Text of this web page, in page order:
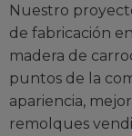
Nuestro
de fabricación
madera de
puntos de la
apariencia,
remolques